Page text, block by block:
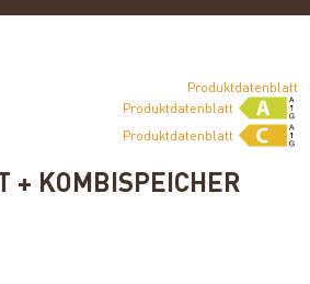
Produktdatenblatt
Produktdatenblatt
Produktdatenblatt
+ KOMBISPEICHER